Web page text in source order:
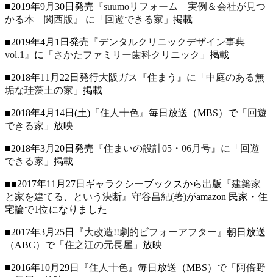
■2019年9月30日発売 『suumoリフォーム 実例＆会社が見つ
かる本 関西版』
に 「回遊できる家」 掲載
■2019年4月1日発売 『デンタルクリニックデザイン事典
vol.1』 に 「さかたファミリー歯科クリニック」 掲載
■2018年11月22日発行大阪ガス『住まう』 に
「中庭のある無
垢な珪藻土の家」 掲載
■2018年4月14日(土) 『住人十色』 毎日放送（MBS）で「回遊
できる家」 放映
■2018年3月20日発売 『住まいの設計05・06月号』 に
「回遊
できる家」 掲載
■■2017年11月27日ギャラクシーブックスから出版
『建築家
と家を建てる、という決断』守谷昌紀(著)がamazon 民家・住
宅論で1位になりました
■2017年3月25日 『大改造!!劇的ビフォーアフター』 朝日放送
（ABC）で「住之江の元長屋」 放映
■2016年10月29日 『住人十色』 毎日放送（MBS）で「阿倍野